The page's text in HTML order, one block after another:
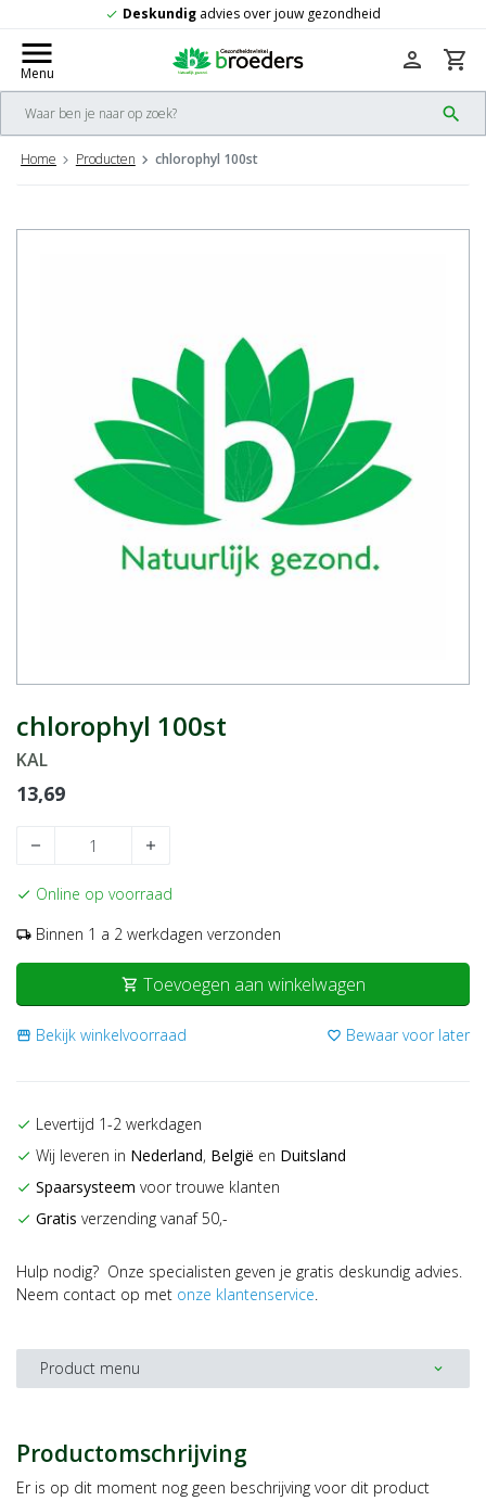
jouw gezondheid check Gratis
menu
Menu
search
person shopping_cart
Home Producten chlorophyl 100st
chlorophyl 100st
KAL
13,69
remove add
check Online op voorraad
local_shipping Binnen 1 a 2 werkdagen verzonden
shopping_cart Toevoegen aan winkelwagen
storefront Bekijk winkelvoorraad favorite_border Bewaar voor later
check Levertijd 1-2 werkdagen
check Wij leveren in Nederland, België en Duitsland
check Spaarsysteem voor trouwe klanten
check Gratis verzending vanaf 50,-
Hulp nodig? Onze specialisten geven je gratis deskundig advies.
Neem contact op met onze klantenservice.
Product menu expand_more
Productomschrijving
Er is op dit moment nog geen beschrijving voor dit product